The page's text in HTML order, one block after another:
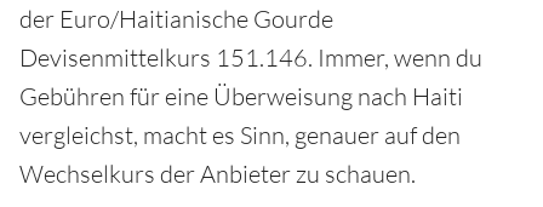
der Euro/Haitianische Gourde
Devisenmittelkurs 151.146. Immer, wenn du
Gebühren für eine Überweisung nach Haiti
vergleichst, macht es Sinn, genauer auf den
Wechselkurs der Anbieter zu schauen.